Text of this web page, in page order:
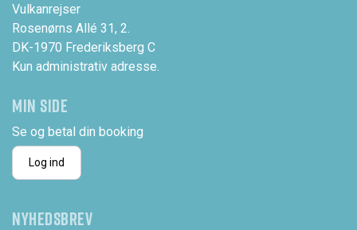
Vulkanrejser
Rosenørns Allé 31, 2.
DK-1970 Frederiksberg C
Kun administrativ adresse.
MIN SIDE
Se og betal din booking
Log ind
NYHEDSBREV